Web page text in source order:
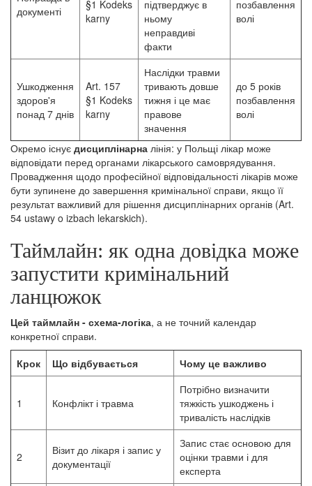
документі
§1 Kodeks
karny
підтверджує в
ньому
неправдиві
факти
позбавлення
волі
Ушкодження
здоров'я
понад 7 днів
Art. 157
§1 Kodeks
karny
Наслідки травми
тривають довше
тижня і це має
правове
значення
до 5 років
позбавлення
волі
Окремо існує дисциплінарна лінія: у Польщі лікар може
відповідати перед органами лікарського самоврядування.
Провадження щодо професійної відповідальності лікарів може
бути зупинене до завершення кримінальної справи, якщо її
результат важливий для рішення дисциплінарних органів (Art.
54 ustawy o izbach lekarskich).
Таймлайн: як одна довідка може
запустити кримінальний
ланцюжок
Цей таймлайн - схема-логіка, а не точний календар
конкретної справи.
Крок
Що відбувається Чому це важливо
1 Конфлікт і травма
Потрібно визначити
тяжкість ушкоджень і
тривалість наслідків
2
Візит до лікаря і запис у
документації
Запис стає основою для
оцінки травми і для
експерта